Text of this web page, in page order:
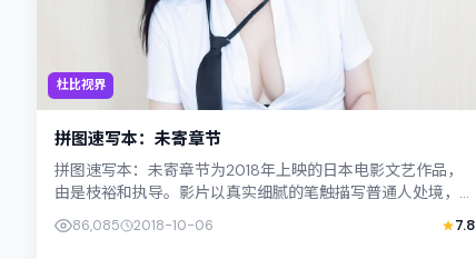
杜比视界
拼图速写本：未寄章节
拼图速写本：未寄章节为2018年上映的日本电影文艺作品，
由是枝裕和执导。影片以真实细腻的笔触描写普通人处境，孔
刘与河正宇的对手戏张力十足，情节层...
86,085 2018-10-06 7.8